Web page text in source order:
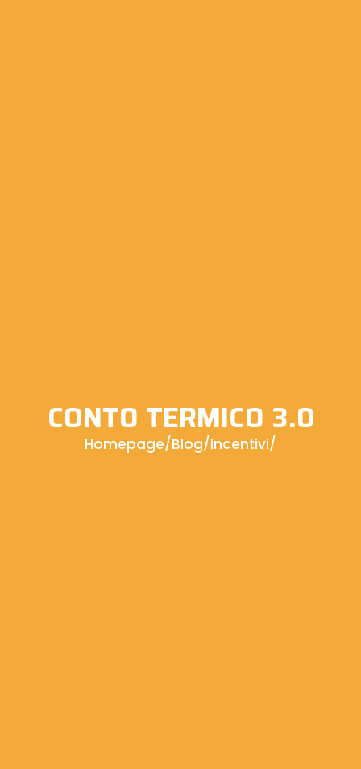
CONTO TERMICO 3.0
Homepage/Blog/Incentivi/